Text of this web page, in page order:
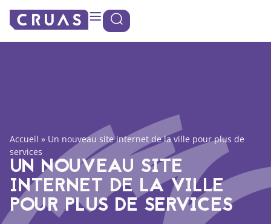
Panneau de gestion des cookies
Accueil » Un nouveau site internet de la ville pour plus de
services
UN NOUVEAU SITE
INTERNET DE LA VILLE
POUR PLUS DE SERVICES